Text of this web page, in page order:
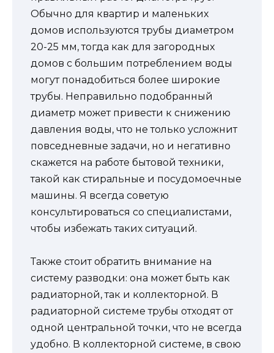
Обычно для квартир и маленьких
домов используются трубы диаметром
20-25 мм, тогда как для загородных
домов с большим потреблением воды
могут понадобиться более широкие
трубы. Неправильно подобранный
диаметр может привести к снижению
давления воды, что не только усложнит
повседневные задачи, но и негативно
скажется на работе бытовой техники,
такой как стиральные и посудомоечные
машины. Я всегда советую
консультироваться со специалистами,
чтобы избежать таких ситуаций.
Также стоит обратить внимание на
систему разводки: она может быть как
радиаторной, так и коллекторной. В
радиаторной системе трубы отходят от
одной центральной точки, что не всегда
удобно. В коллекторной системе, в свою